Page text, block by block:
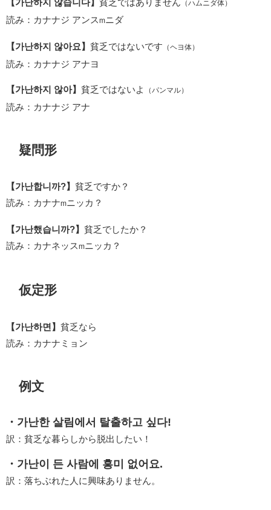
【가난하지 않습니다】 貧乏ではありません （ハムニダ体）
読み：カナナジ アンス m ニダ
【가난하지 않아요】 貧乏ではないです （ヘヨ体）
読み：カナナジ アナヨ
【가난하지 않아】 貧乏ではないよ （パンマル）
読み：カナナジ アナ
疑問形
【가난합니까?】 貧乏ですか？
読み：カナナmニッカ？
【가난했습니까?】 貧乏でしたか？
読み：カナネッスmニッカ？
仮定形
【가난하면】 貧乏なら
読み：カナナミョン
例文
・가난한 살림에서 탈출하고 싶다!
訳：貧乏な暮らしから脱出したい！
・가난이 든 사람에 흥미 없어요.
訳：落ちぶれた人に興味ありません。